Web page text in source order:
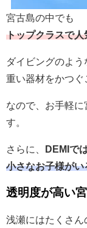
宮古島の中でも
トップクラスで人
ダイビングのよう
重い器材をかつぐ
なので、お手軽に
す。
さらに、 DEMIで
小さなお子様がい
透明度が高い
浅瀬にはたくさん